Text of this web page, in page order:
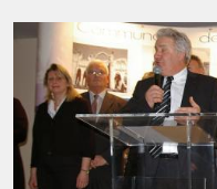
Image